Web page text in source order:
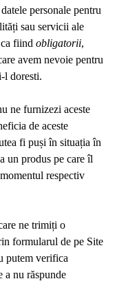
personale pentru
sau servicii ale
fiind obligatorii,
avem nevoie pentru
l doresti.
ne furnizezi aceste
de aceste
fi puși în situația în
un produs pe care îl
respectiv
ne trimiți o
formularul de pe Site
putem verifica
a nu răspunde